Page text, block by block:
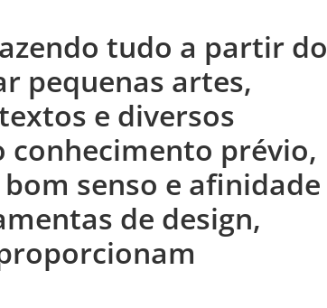
tudo a partir do
pequenas artes,
e diversos
prévio,
senso e afinidade
de design,